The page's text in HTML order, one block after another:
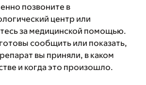
позвоните в
центр или
за медицинской помощью.
сообщить или показать,
вы приняли, в каком
и когда это произошло.